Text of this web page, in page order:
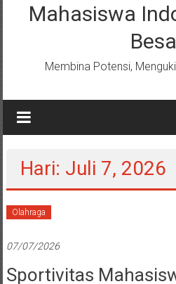
Mahasiswa
Membina Potensi,
Hari: Juli 7, 2026
Olahraga
07/07/2026
Sportivitas